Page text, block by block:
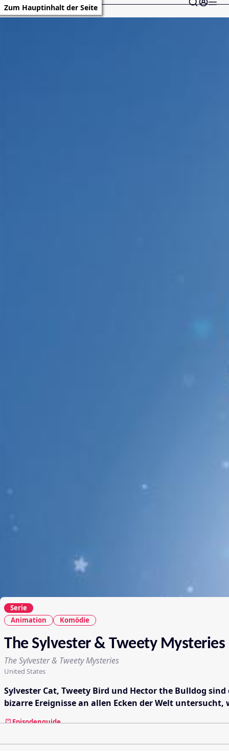
Zum Hauptinhalt der Seite
Serie
Animation
Komödie
The Sylvester & Tweety Mysteries
The Sylvester & Tweety Mysteries
United States
Sylvester Cat, Tweety Bird und Hector the Bulldog
bizarre Ereignisse an allen Ecken der Welt
Episodenguide